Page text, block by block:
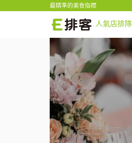
最精準的美食指標
人氣店排